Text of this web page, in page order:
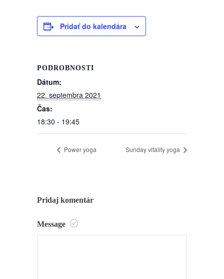
Pridať do kalendára
PODROBNOSTI
Dátum:
22. septembra 2021
Čas:
18:30 - 19:45
Power yoga Sunday vitality yoga
Pridaj komentár
Message